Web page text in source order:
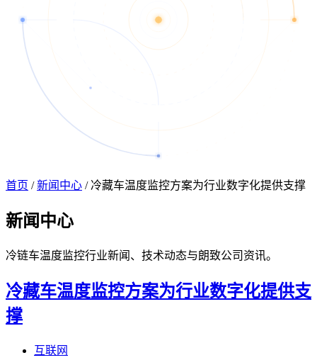
首页 / 新闻中心 / 冷藏车温度监控方案为行业数字化提供支撑
新闻 中心
冷链车温度监控行业新闻、技术动态与朗致公司资讯。
冷藏车温度监控方案为行业数字化提供支
撑
互联网